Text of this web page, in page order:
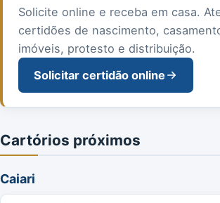
Solicite online e receba em casa.
certidões de nascimento,
imóveis, protesto e distribuição.
Solicitar certidão online
Cartórios próximos
Caiari